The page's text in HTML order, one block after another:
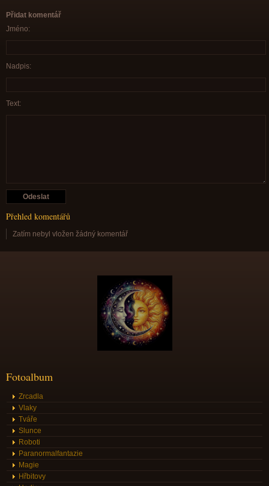
Přidat komentář
Jméno:
Nadpis:
Text:
Přehled komentářů
Zatím nebyl vložen žádný komentář
Fotoalbum
Zrcadla
Vlaky
Tváře
Slunce
Roboti
Paranormalfantazie
Magie
Hřbitovy